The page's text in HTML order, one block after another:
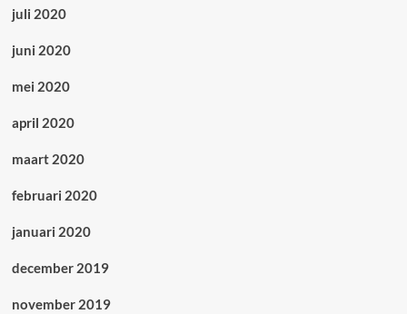
juli 2020
juni 2020
mei 2020
april 2020
maart 2020
februari 2020
januari 2020
december 2019
november 2019